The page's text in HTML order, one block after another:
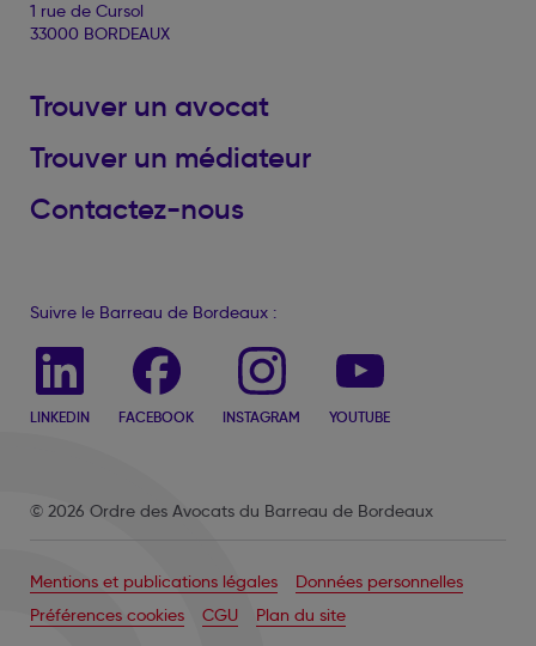
1 rue de Cursol
33000 BORDEAUX
Trouver un avocat
Trouver un médiateur
Contactez-nous
Suivre le Barreau de Bordeaux :
LINKEDIN FACEBOOK INSTAGRAM YOUTUBE
© 2026 Ordre des Avocats du Barreau de Bordeaux
Mentions et publications légales
Données personnelles
Préférences cookies
CGU Plan du site